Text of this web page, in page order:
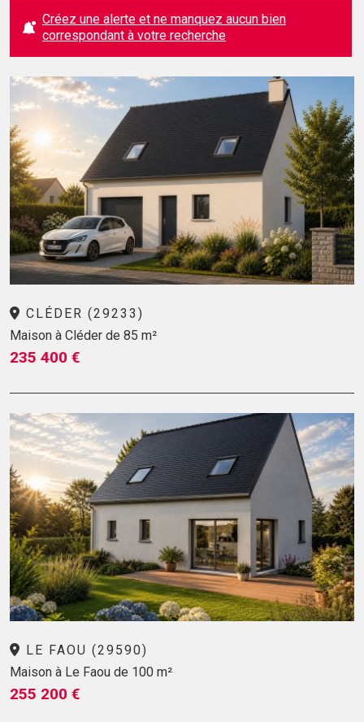
Créez une alerte et ne manquez aucun bien
correspondant à votre recherche
CLÉDER (29233)
Maison à Cléder de 85 m²
235 400 €
LE FAOU (29590)
Maison à Le Faou de 100 m²
255 200 €